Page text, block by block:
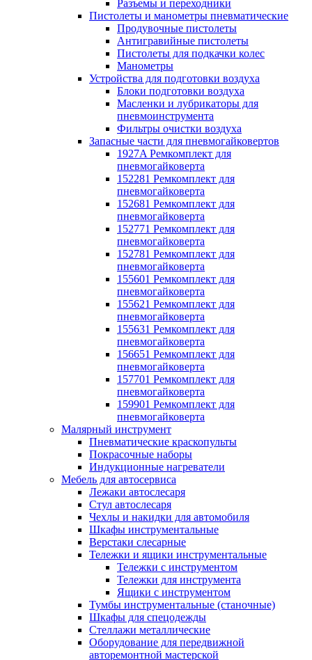
Разъемы и переходники
Пистолеты и манометры пневматические
Продувочные пистолеты
Антигравийные пистолеты
Пистолеты для подкачки колес
Манометры
Устройства для подготовки воздуха
Блоки подготовки воздуха
Масленки и лубрикаторы для
пневмоинструмента
Фильтры очистки воздуха
Запасные части для пневмогайковертов
1927A Ремкомплект для
пневмогайковерта
152281 Ремкомплект для
пневмогайковерта
152681 Ремкомплект для
пневмогайковерта
152771 Ремкомплект для
пневмогайковерта
152781 Ремкомплект для
пневмогайковерта
155601 Ремкомплект для
пневмогайковерта
155621 Ремкомплект для
пневмогайковерта
155631 Ремкомплект для
пневмогайковерта
156651 Ремкомплект для
пневмогайковерта
157701 Ремкомплект для
пневмогайковерта
159901 Ремкомплект для
пневмогайковерта
Малярный инструмент
Пневматические краскопульты
Покрасочные наборы
Индукционные нагреватели
Мебель для автосервиса
Лежаки автослесаря
Стул автослесаря
Чехлы и накидки для автомобиля
Шкафы инструментальные
Верстаки слесарные
Тележки и ящики инструментальные
Тележки с инструментом
Тележки для инструмента
Ящики с инструментом
Тумбы инструментальные (станочные)
Шкафы для спецодежды
Стеллажи металлические
Оборудование для передвижной
авторемонтной мастерской